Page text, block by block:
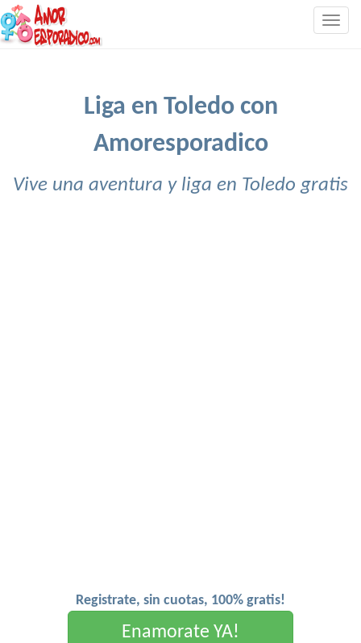
Liga en Toledo con
Amoresporadico
Vive una aventura y liga en Toledo gratis
Registrate, sin cuotas, 100% gratis!
Enamorate YA!